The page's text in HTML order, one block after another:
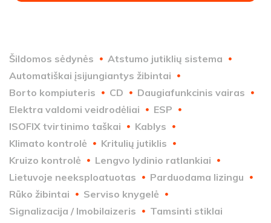
Šildomos sėdynės
Atstumo jutiklių sistema
Automatiškai įsijungiantys žibintai
Borto kompiuteris
CD
Daugiafunkcinis vairas
Elektra valdomi veidrodėliai
ESP
ISOFIX tvirtinimo taškai
Kablys
Klimato kontrolė
Kritulių jutiklis
Kruizo kontrolė
Lengvo lydinio ratlankiai
Lietuvoje neeksploatuotas
Parduodama lizingu
Rūko žibintai
Serviso knygelė
Signalizacija / Imobilaizeris
Tamsinti stiklai